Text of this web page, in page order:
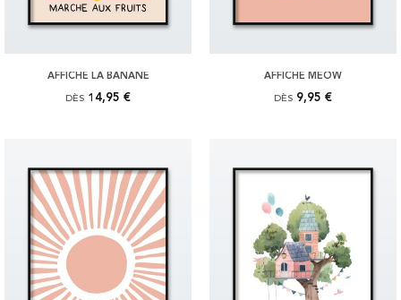
AFFICHE LA BANANE
DÈS 14,95 €
AFFICHE MEOW
DÈS 9,95 €